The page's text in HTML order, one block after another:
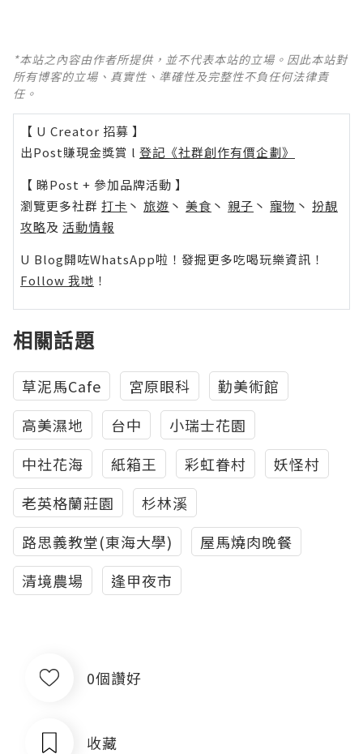
*本站之內容由作者所提供，並不代表本站的立場。因此本站對
所有博客的立場、真實性、準確性及完整性不負任何法律責
任。
【 U Creator 招募 】
出Post賺現金獎賞 l 登記《社群創作有價企劃》
【 睇Post + 參加品牌活動 】
瀏覽更多社群 打卡 丶 旅遊 丶 美食 丶 親子 丶 寵物 丶 扮靚
攻略及 活動情報
U Blog開咗WhatsApp啦！發掘更多吃喝玩樂資訊！
Follow 我哋 ！
相關話題
草泥馬Cafe 宮原眼科
勤美術館
高美濕地
台中
小瑞士花園
中社花海
紙箱王 彩虹眷村
妖怪村
老英格蘭莊園
杉林溪
路思義教堂(東海大學)
屋馬燒肉晚餐
清境農場
逢甲夜市
0個讚好
收藏